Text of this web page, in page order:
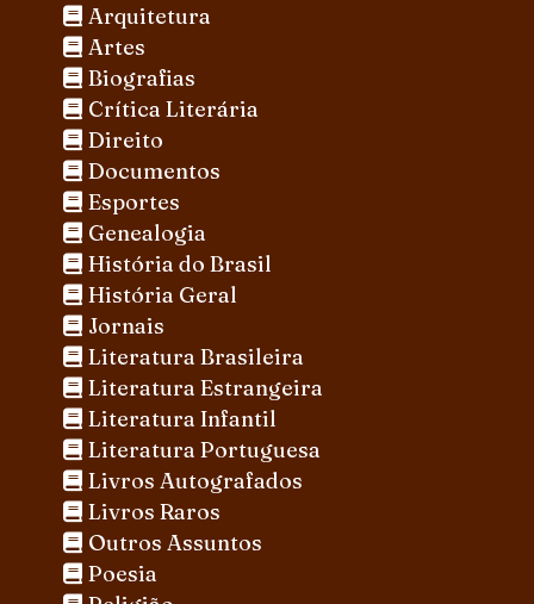
Arquitetura
Artes
Biografias
Crítica Literária
Direito
Documentos
Esportes
Genealogia
História do Brasil
História Geral
Jornais
Literatura Brasileira
Literatura Estrangeira
Literatura Infantil
Literatura Portuguesa
Livros Autografados
Livros Raros
Outros Assuntos
Poesia